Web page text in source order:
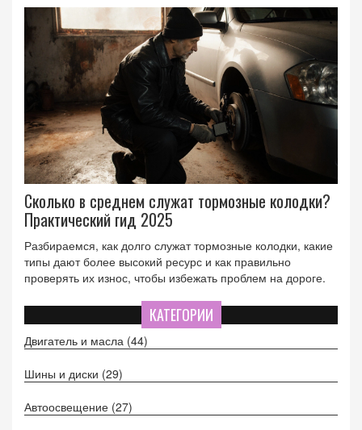
Сколько в среднем служат тормозные колодки?
Практический гид 2025
Разбираемся, как долго служат тормозные колодки, какие
типы дают более высокий ресурс и как правильно
проверять их износ, чтобы избежать проблем на дороге.
КАТЕГОРИИ
Двигатель и масла (44)
Шины и диски (29)
Автоосвещение (27)